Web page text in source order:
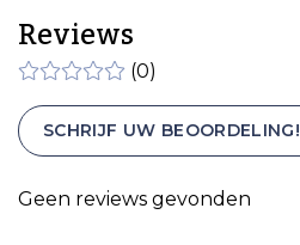
Reviews
(0)
SCHRIJF UW BEOORDELING!
Geen reviews gevonden